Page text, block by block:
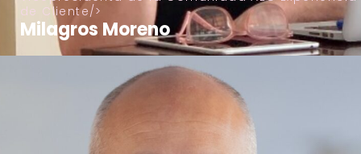
de Cliente
Milagros Moreno